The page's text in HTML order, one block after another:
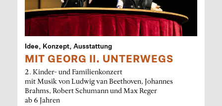
Idee, Konzept, Ausstattung
MIT GEORG II. UNTERWEGS
2. Kinder- und Familienkonzert
mit Musik von Ludwig van Beethoven, Johannes
Brahms, Robert Schumann und Max Reger
ab 6 Jahren